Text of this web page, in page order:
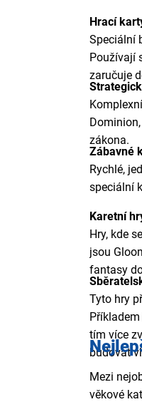
Hrací
Speciální
Používají
zaručuje
zákona.
Zábavné
Rychlé,
speciální
Karetní
Hry, kde
jsou
fantasy
Tyto hry
tím více
budovat
Mezi
věkové